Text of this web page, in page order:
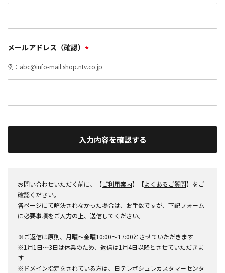
メールアドレス（確認） *
例：abc@info-mail.shop.ntv.co.jp
入力内容を確認する
お問い合わせいただく前に、【ご利用案内】【よくあるご質問】をご
確認ください。
各ページにて解決されなかった場合は、お手数ですが、下記フォーム
に必要事項をご入力の上、送信してください。
※ご返信は原則、月曜～金曜10:00～17:00とさせていただきます
※1月1日～3日は休業のため、返信は1月4日以降とさせていただきま
す
※ドメイン指定をされている方は、日テレポシュレカスタマーセンタ